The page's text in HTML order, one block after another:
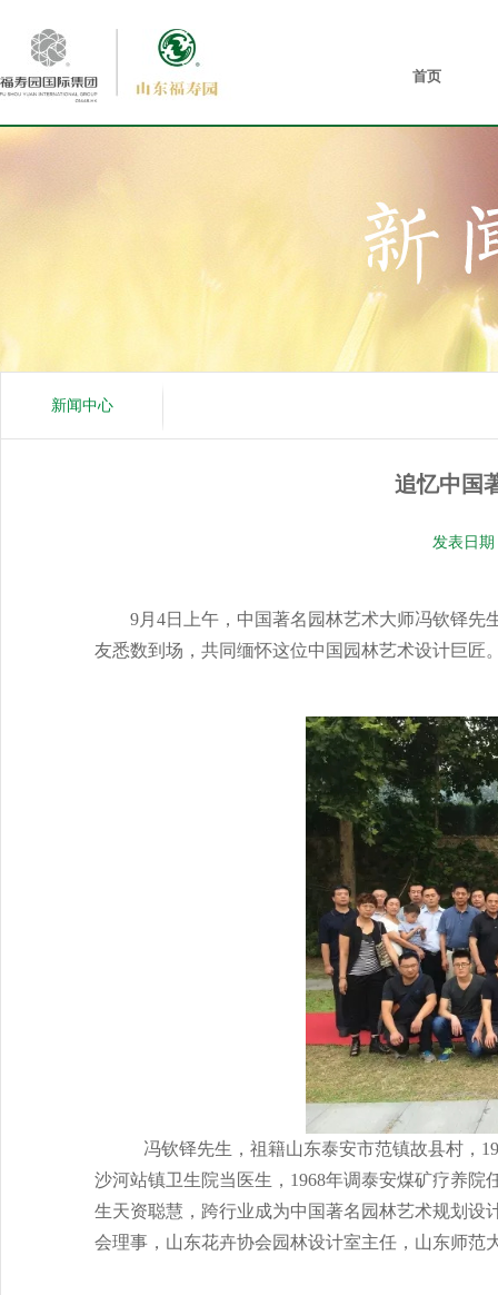
首页
新闻中心
追忆中国
发表日期
9月4日上午，中国著名园林艺术大师冯钦铎先
友悉数到场，共同缅怀这位中国园林艺术设计巨匠
冯钦铎先生，祖籍山东泰安市范镇故县村，
沙河站镇卫生院当医生， 1968年调泰安煤矿疗养院
生天资聪慧，跨行业成为中国著名园林艺术规划设
会理事，山东花卉协会园林设计室主任，山东师范